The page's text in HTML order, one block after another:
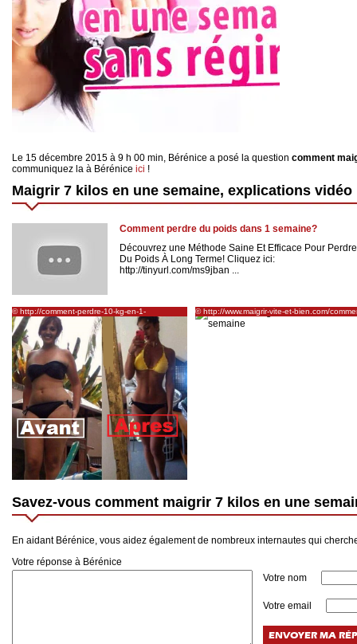
Le 15 décembre 2015 à 9 h 00 min, Bérénice a posé la question comment
communiquez la à Bérénice ici !
Maigrir 7 kilos en une semaine, explications vidéo
Comment perdre du poids dans 1 semaine?
Découvrez une Méthode Saine Et Efficace Pour Perdre
Du Poids À Long Terme! Cliquez ici:
http://tinyurl.com/ms9jban ...
© http://comment-perdre-10-kg-en-1-
semaine.blogspot.com/2014/07/comment-
maigrir-sans-effort-en-perdant.html
© http://www.maigrir-vite-et-bien.com/
perdre-7-kilos-en-une-semaine/
Savez-vous comment maigrir 7 kilos en une
En aidant Bérénice, vous aidez également de nombreux internautes qui
Votre réponse à Bérénice
Votre nom
Votre email